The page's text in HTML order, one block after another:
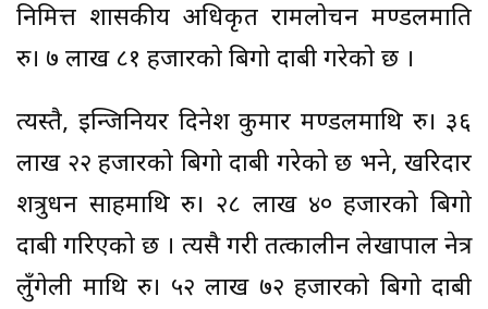
निमित्त प्रशासकीय अधिकृत रामलोचन मण्डलमाति
रु। ७ लाख ८१ हजारको बिगो दाबी गरेको छ ।
त्यस्तै, इन्जिनियर दिनेश कुमार मण्डलमाथि रु। ३६
लाख २२ हजारको बिगो दाबी गरेको छ भने, खरिदार
शत्रुधन साहमाथि रु। २८ लाख ४० हजारको बिगो
दाबी गरिएको छ । त्यसै गरी तत्कालीन लेखापाल नेत्र
लुँगेली माथि रु। ५२ लाख ७२ हजारको बिगो दाबी